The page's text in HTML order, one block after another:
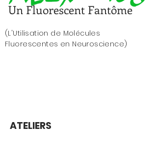
Un Fluorescent Fantôme
(L'Utilisation de Molécules
Fluorescentes en Neuroscience)
ATELIERS